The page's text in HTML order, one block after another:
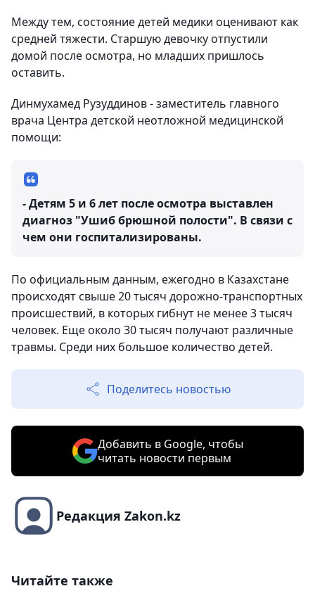
Между тем, состояние детей медики оценивают как
средней тяжести. Старшую девочку отпустили
домой после осмотра, но младших пришлось
оставить.
Динмухамед Рузуддинов - заместитель главного
врача Центра детской неотложной медицинской
помощи:
- Детям 5 и 6 лет после осмотра выставлен
диагноз "Ушиб брюшной полости". В связи с
чем они госпитализированы.
По официальным данным, ежегодно в Казахстане
происходят свыше 20 тысяч дорожно-транспортных
происшествий, в которых гибнут не менее 3 тысяч
человек. Еще около 30 тысяч получают различные
травмы. Среди них большое количество детей.
Поделитесь новостью
Добавить в Google, чтобы
читать новости первым
Редакция Zakon.kz
Читайте также